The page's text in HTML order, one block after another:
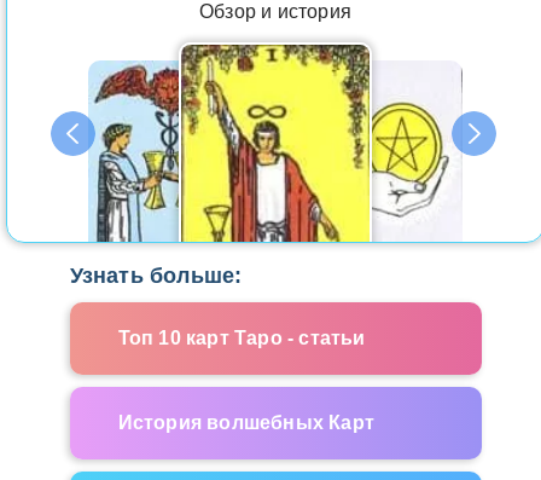
Обзор и история
Узнать больше:
Топ 10 карт Таро - статьи
История волшебных Карт